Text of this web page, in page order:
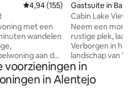
Gemiddelde beoordeling van
4,94 (155)
met een
wandelen
aan de
accommodatie
zonne-energie
natuur. Ze biedt
Gastsuite in
Clara-a-Velha
Cabin Lake View
Neem een
rustige plek, laat
Verborgen in het
landschap van
eerlijke claim
verwijderd te
van Santa Clara
voorzieningen in
in Alentejo